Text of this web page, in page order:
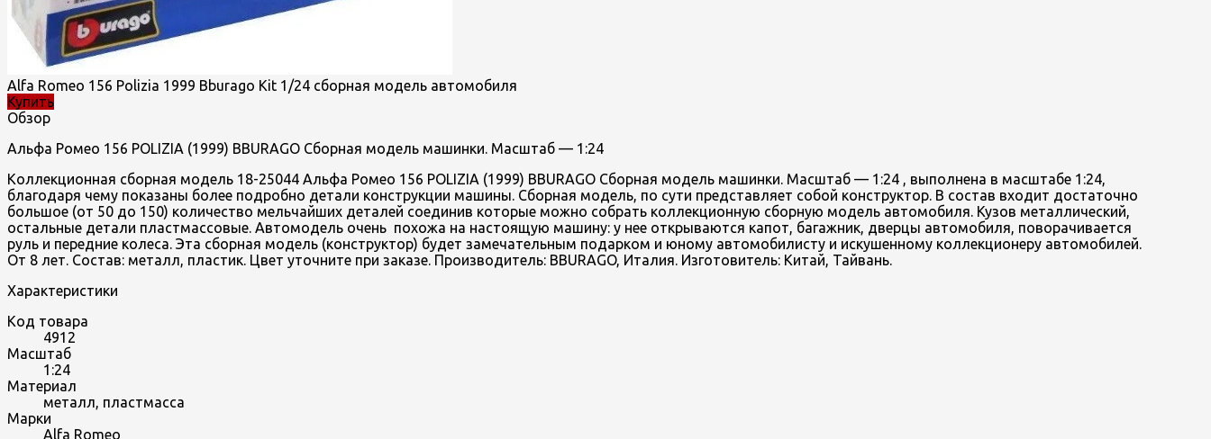
Alfa Romeo 156 Polizia 1999 Bburago Kit 1/24 сборная модель автомобиля
Купить
Обзор
Aльфа Ромео 156 POLIZIA (1999) BBURAGO Сборная модель машинки. Масштаб — 1:24
Коллекционная сборная модель 18-25044 Aльфа Ромео 156 POLIZIA (1999) BBURAGO Сборная модель машинки. Масштаб — 1:24 , выполнена в масштабе 1:24,
благодаря чему показаны более подробно детали конструкции машины. Сборная модель, по сути представляет собой конструктор. В состав входит достаточно
большое (от 50 до 150) количество мельчайших деталей соединив которые можно собрать коллекционную сборную модель автомобиля. Кузов металлический,
остальные детали пластмассовые. Автомодель очень похожа на настоящую машину: у нее открываются капот, багажник, дверцы автомобиля, поворачивается
руль и передние колеса. Эта сборная модель (конструктор) будет замечательным подарком и юному автомобилисту и искушенному коллекционеру автомобилей.
От 8 лет. Состав: металл, пластик. Цвет уточните при заказе. Производитель: BBURAGO, Италия. Изготовитель: Китай, Тайвань.
Характеристики
Код товара
4912
Масштаб
1:24
Материал
металл, пластмасса
Марки
Alfa Romeo